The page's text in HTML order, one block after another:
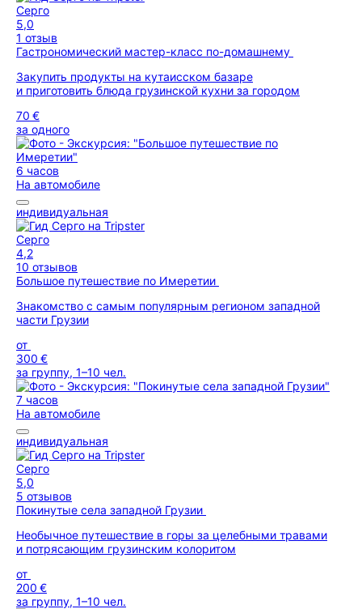
Серго
5,0
1 отзыв
Гастрономический мастер-класс по-домашнему
Закупить продукты на кутаисском базаре
и приготовить блюда грузинской кухни за городом
70 €
за одного
6 часов
На автомобиле
индивидуальная
Серго
4,2
10 отзывов
Большое путешествие по Имеретии
Знакомство с самым популярным регионом западной
части Грузии
от
300 €
за группу, 1–10 чел.
7 часов
На автомобиле
индивидуальная
Серго
5,0
5 отзывов
Покинутые села западной Грузии
Необычное путешествие в горы за целебными травами
и потрясающим грузинским колоритом
от
200 €
за группу, 1–10 чел.